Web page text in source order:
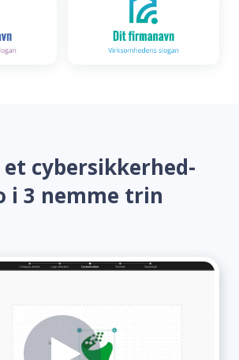
et cybersikkerhed-
i 3 nemme trin